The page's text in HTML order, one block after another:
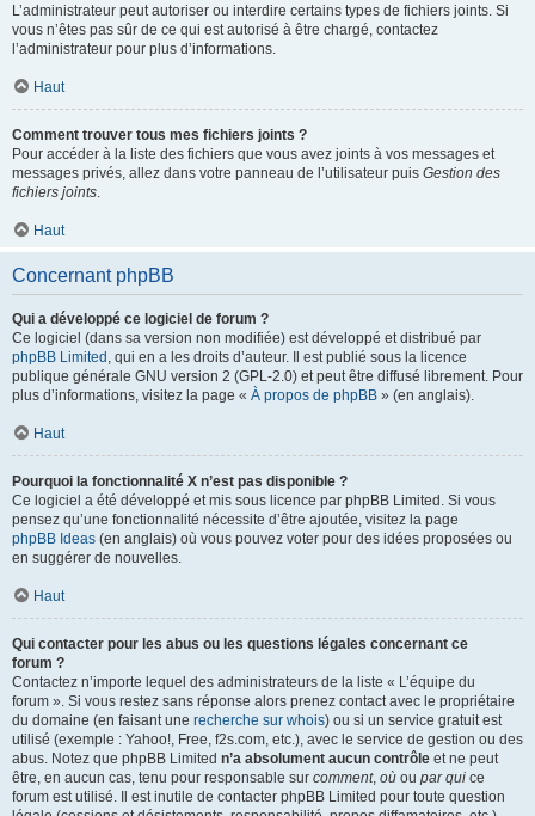
L’administrateur peut autoriser ou interdire certains types de fichiers joints. Si
vous n’êtes pas sûr de ce qui est autorisé à être chargé, contactez
l’administrateur pour plus d’informations.
Haut
Comment trouver tous mes fichiers joints ?
Pour accéder à la liste des fichiers que vous avez joints à vos messages et
messages privés, allez dans votre panneau de l’utilisateur puis Gestion des
fichiers joints.
Haut
Concernant phpBB
Qui a développé ce logiciel de forum ?
Ce logiciel (dans sa version non modifiée) est développé et distribué par
phpBB Limited , qui en a les droits d’auteur. Il est publié sous la licence
publique générale GNU version 2 (GPL-2.0) et peut être diffusé librement. Pour
plus d’informations, visitez la page « À propos de phpBB » (en anglais).
Haut
Pourquoi la fonctionnalité X n’est pas disponible ?
Ce logiciel a été développé et mis sous licence par phpBB Limited. Si vous
pensez qu’une fonctionnalité nécessite d’être ajoutée, visitez la page
phpBB Ideas (en anglais) où vous pouvez voter pour des idées proposées ou
en suggérer de nouvelles.
Haut
Qui contacter pour les abus ou les questions légales concernant ce
forum ?
Contactez n’importe lequel des administrateurs de la liste « L’équipe du
forum ». Si vous restez sans réponse alors prenez contact avec le propriétaire
du domaine (en faisant une recherche sur whois) ou si un service gratuit est
utilisé (exemple : Yahoo!, Free, f2s.com, etc.), avec le service de gestion ou des
abus. Notez que phpBB Limited n’a absolument aucun contrôle et ne peut
être, en aucun cas, tenu pour responsable sur comment, où ou par qui ce
forum est utilisé. Il est inutile de contacter phpBB Limited pour toute question